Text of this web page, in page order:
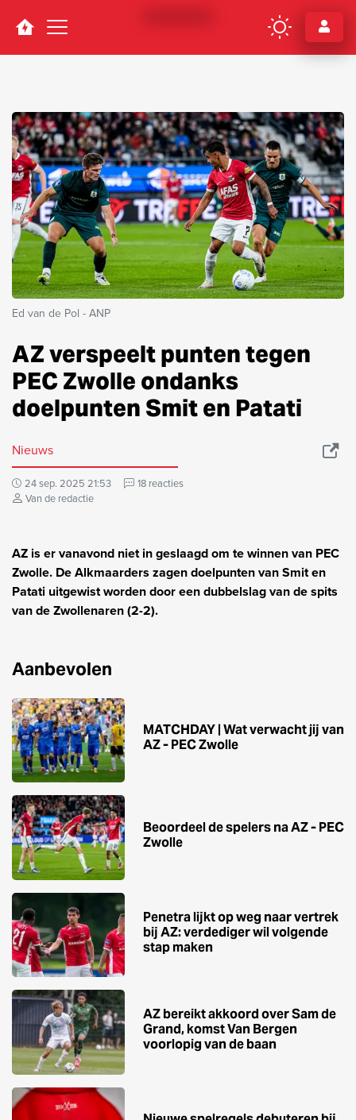
Navigation
Ed van de Pol - ANP
AZ verspeelt punten tegen
PEC Zwolle ondanks
doelpunten Smit en Patati
Nieuws
24 sep. 2025 21:53
18 reacties
Van de redactie
AZ is er vanavond niet in geslaagd om te winnen van PEC
Zwolle. De Alkmaarders zagen doelpunten van Smit en
Patati uitgewist worden door een dubbelslag van de spits
van de Zwollenaren (2-2).
Aanbevolen
MATCHDAY | Wat verwacht jij van
AZ - PEC Zwolle
Beoordeel de spelers na AZ - PEC
Zwolle
Penetra lijkt op weg naar vertrek
bij AZ: verdediger wil volgende
stap maken
AZ bereikt akkoord over Sam de
Grand, komst Van Bergen
voorlopig van de baan